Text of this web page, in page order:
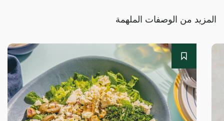
المزيد من الوصفات الملهمة